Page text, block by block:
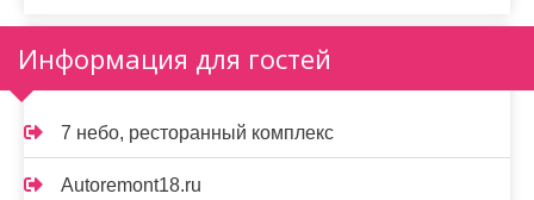
Информация для гостей
7 небо, ресторанный комплекс
Autoremont18.ru